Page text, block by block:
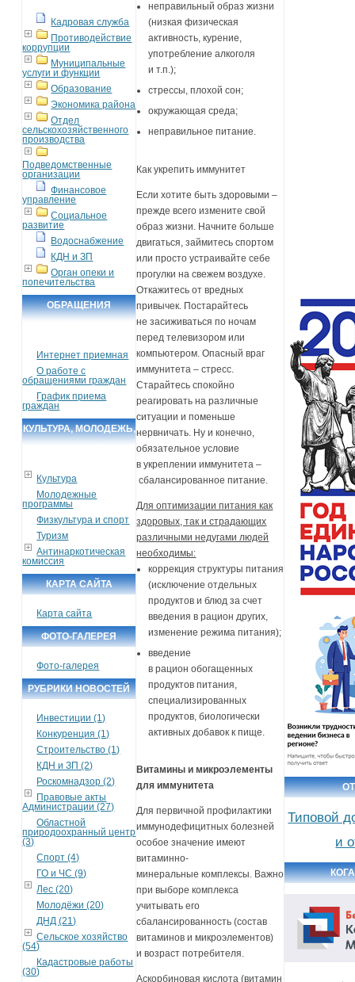
Кадровая служба
Противодействие
коррупции
Муниципальные
услуги и функции
Образование
Экономика района
Отдел
сельскохозяйственного
производства
Подведомственные
организации
Финансовое
управление
Социальное
развитие
Водоснабжение
КДН и ЗП
Орган опеки и
попечительства
ОБРАЩЕНИЯ
Интернет приемная
О работе с
обращениями граждан
График приема
граждан
КУЛЬТУРА, МОЛОДЕЖЬ,
Культура
Молодежные
программы
Физкультура и спорт
Туризм
Антинаркотическая
комиссия
КАРТА САЙТА
Карта сайта
ФОТО-ГАЛЕРЕЯ
Фото-галерея
РУБРИКИ НОВОСТЕЙ
Инвестиции (1)
Конкуренция (1)
Строительство (1)
КДН и ЗП (2)
Роскомнадзор (2)
Правовые акты
Администрации (27)
Областной
природоохранный центр
(3)
Спорт (4)
ГО и ЧС (9)
Лес (20)
Молодёжи (20)
ДНД (21)
Сельское хозяйство
(54)
Кадастровые работы
(30)
неправильный образ жизни
(низкая физическая
активность, курение,
употребление алкоголя
и т.п.);
стрессы, плохой сон;
окружающая среда;
неправильное питание.
Как укрепить иммунитет
Если хотите быть здоровыми –
прежде всего измените свой
образ жизни. Начните больше
двигаться, займитесь спортом
или просто устраивайте себе
прогулки на свежем воздухе.
Откажитесь от вредных
привычек. Постарайтесь
не засиживаться по ночам
перед телевизором или
компьютером. Опасный враг
иммунитета – стресс.
Старайтесь спокойно
реагировать на различные
ситуации и поменьше
нервничать. Ну и конечно,
обязательное условие
в укреплении иммунитета –
сбалансированное питание.
Для оптимизации питания как
здоровых, так и страдающих
различными недугами людей
необходимы:
коррекция структуры питания
(исключение отдельных
продуктов и блюд за счет
введения в рацион других,
изменение режима питания);
введение
в рацион обогащенных
продуктов питания,
специализированных
продуктов, биологически
активных добавок к пище.
Витамины и микроэлементы
для иммунитета
Для первичной профилактики
иммунодефицитных болезней
особое значение имеют
витаминно-
минеральные комплексы. Важно
при выборе комплекса
учитывать его
сбалансированность (состав
витаминов и микроэлементов)
и возраст потребителя.
Аскорбиновая кислота (витамин
Типовой
и